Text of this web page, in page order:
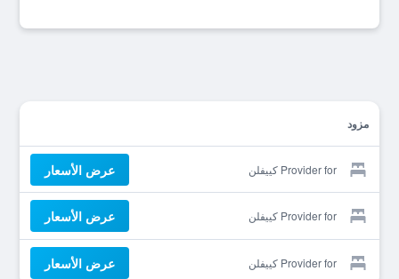
مزود
Provider for كييفلن عرض الأسعار
Provider for كييفلن عرض الأسعار
Provider for كييفلن عرض الأسعار